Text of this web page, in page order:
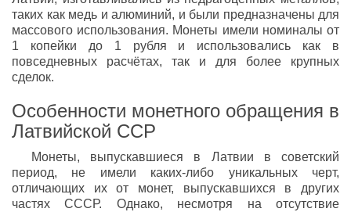
таких как медь и алюминий, и были предназначены для
массового использования. Монеты имели номиналы от
1 копейки до 1 рубля и использовались как в
повседневных расчётах, так и для более крупных
сделок.
Особенности монетного обращения в
Латвийской ССР
Монеты, выпускавшиеся в Латвии в советский
период, не имели каких-либо уникальных черт,
отличающих их от монет, выпускавшихся в других
частях СССР. Однако, несмотря на отсутствие